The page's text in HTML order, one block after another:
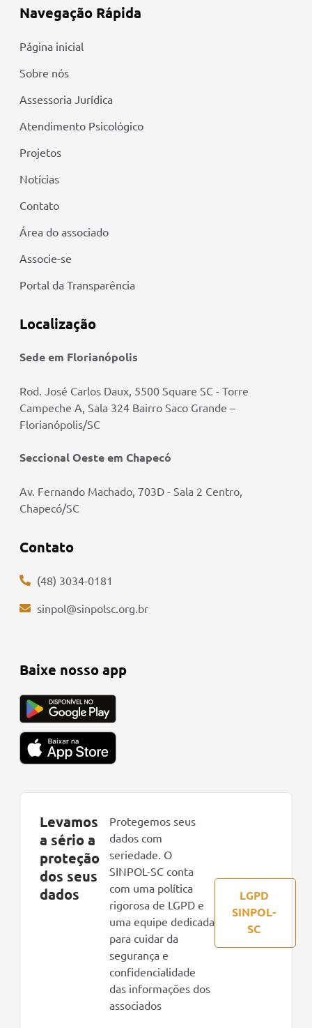
Navegação Rápida
Página inicial
Sobre nós
Assessoria Jurídica
Atendimento Psicológico
Projetos
Notícias
Contato
Área do associado
Associe-se
Portal da Transparência
Localização
Sede em Florianópolis
Rod. José Carlos Daux, 5500 Square SC - Torre
Campeche A, Sala 324 Bairro Saco Grande –
Florianópolis/SC
Seccional Oeste em Chapecó
Av. Fernando Machado, 703D - Sala 2 Centro,
Chapecó/SC
Contato
(48) 3034-0181
sinpol@sinpolsc.org.br
Baixe nosso app
Levamos
a sério a
proteção
dos seus
dados
Protegemos seus
dados com
seriedade. O
SINPOL-SC conta
com uma política
rigorosa de LGPD e
uma equipe dedicada
para cuidar da
segurança e
confidencialidade
das informações dos
associados
LGPD
SINPOL-
SC